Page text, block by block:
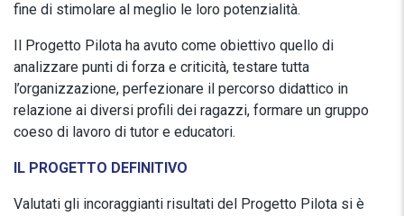
fine di stimolare al meglio le loro potenzialità.
Il Progetto Pilota ha avuto come obiettivo quello di
analizzare punti di forza e criticità, testare tutta
l’organizzazione, perfezionare il percorso didattico in
relazione ai diversi profili dei ragazzi, formare un gruppo
coeso di lavoro di tutor e educatori.
IL PROGETTO DEFINITIVO
Valutati gli incoraggianti risultati del Progetto Pilota si è